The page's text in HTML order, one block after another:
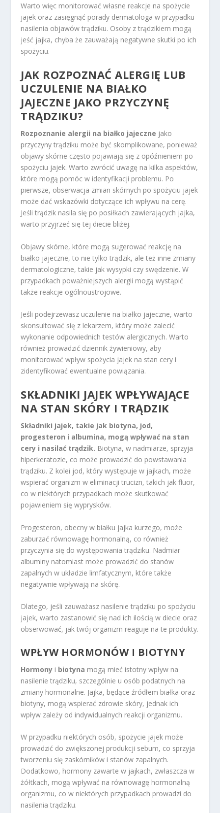
Warto więc monitorować własne reakcje na spożycie
jajek oraz zasięgnąć porady dermatologa w przypadku
nasilenia objawów trądziku. Osoby z trądzikiem mogą
jeść jajka, chyba że zauważają negatywne skutki po ich
spożyciu.
JAK ROZPOZNAĆ ALERGIĘ LUB
UCZULENIE NA BIAŁKO
JAJECZNE JAKO PRZYCZYNĘ
TRĄDZIKU?
Rozpoznanie alergii na białko jajeczne jako
przyczyny trądziku może być skomplikowane, ponieważ
objawy skórne często pojawiają się z opóźnieniem po
spożyciu jajek. Warto zwrócić uwagę na kilka aspektów,
które mogą pomóc w identyfikacji problemu. Po
pierwsze, obserwacja zmian skórnych po spożyciu jajek
może dać wskazówki dotyczące ich wpływu na cerę.
Jeśli trądzik nasila się po posiłkach zawierających jajka,
warto przyjrzeć się tej diecie bliżej.
Objawy skórne, które mogą sugerować reakcję na
białko jajeczne, to nie tylko trądzik, ale też inne zmiany
dermatologiczne, takie jak wysypki czy swędzenie. W
przypadkach poważniejszych alergii mogą wystąpić
także reakcje ogólnoustrojowe.
Jeśli podejrzewasz uczulenie na białko jajeczne, warto
skonsultować się z lekarzem, który może zalecić
wykonanie odpowiednich testów alergicznych. Warto
również prowadzić dziennik żywieniowy, aby
monitorować wpływ spożycia jajek na stan cery i
zidentyfikować ewentualne powiązania.
SKŁADNIKI JAJEK WPŁYWAJĄCE
NA STAN SKÓRY I TRĄDZIK
Składniki jajek, takie jak biotyna, jod,
progesteron i albumina, mogą wpływać na stan
cery i nasilać trądzik. Biotyna, w nadmiarze, sprzyja
hiperkeratozie, co może prowadzić do powstawania
trądziku. Z kolei jod, który występuje w jajkach, może
wspierać organizm w eliminacji trucizn, takich jak fluor,
co w niektórych przypadkach może skutkować
pojawieniem się wyprysków.
Progesteron, obecny w białku jajka kurzego, może
zaburzać równowagę hormonalną, co również
przyczynia się do występowania trądziku. Nadmiar
albuminy natomiast może prowadzić do stanów
zapalnych w układzie limfatycznym, które także
negatywnie wpływają na skórę.
Dlatego, jeśli zauważasz nasilenie trądziku po spożyciu
jajek, warto zastanowić się nad ich ilością w diecie oraz
obserwować, jak twój organizm reaguje na te produkty.
WPŁYW HORMONÓW I BIOTYNY
Hormony i biotyna mogą mieć istotny wpływ na
nasilenie trądziku, szczególnie u osób podatnych na
zmiany hormonalne. Jajka, będące źródłem białka oraz
biotyny, mogą wspierać zdrowie skóry, jednak ich
wpływ zależy od indywidualnych reakcji organizmu.
W przypadku niektórych osób, spożycie jajek może
prowadzić do zwiększonej produkcji sebum, co sprzyja
tworzeniu się zaskórników i stanów zapalnych.
Dodatkowo, hormony zawarte w jajkach, zwłaszcza w
żółtkach, mogą wpływać na równowagę hormonalną
organizmu, co w niektórych przypadkach prowadzi do
nasilenia trądziku.